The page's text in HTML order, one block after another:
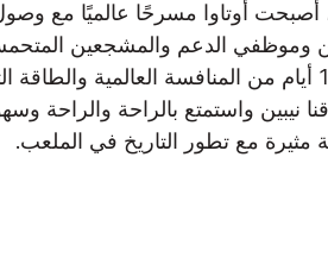
سبتمبر 9 إلى 19، أصبحت أوتاوا مسرحًا عالميًا مع
وموظفي الدعم والمشجعين
جميع أنحاء العالم لـ 11 أيام من المنافسة العالمية
نيبين واستمتع بالراحة والراحة
مع تطور التاريخ في الملعب.